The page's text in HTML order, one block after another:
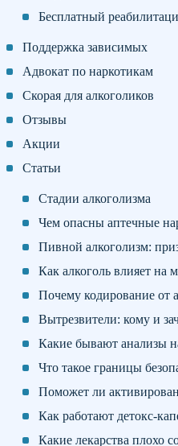
Бесплатный
Поддержка зависимых
Адвокат по наркотикам
Скорая для алкоголиков
Отзывы
Акции
Статьи
Стадии алкоголизма
Чем опасны аптечные
Пивной алкоголизм:
Как алкоголь влияет на
Почему кодирование от
Вытрезвители: кому и
Какие бывают анализы
Что такое границы
Поможет ли
Как работают детокс-
Какие лекарства плохо